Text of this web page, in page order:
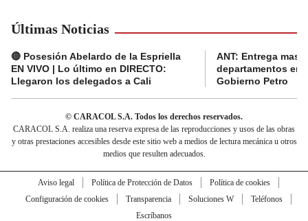
Últimas Noticias
🔴 Posesión Abelardo de la Espriella
EN VIVO | Lo último en DIRECTO:
Llegaron los delegados a Cali
ANT: Entrega
departamentos en
Gobierno Petro
© CARACOL S.A. Todos los derechos reservados.
CARACOL S.A. realiza una reserva expresa de las reproducciones y usos de las obras
y otras prestaciones accesibles desde este sitio web a medios de lectura mecánica u otros
medios que resulten adecuados.
Aviso legal Política de Protección de Datos
Política de cookies
Configuración de cookies
Transparencia Soluciones W
Teléfonos
Escríbanos